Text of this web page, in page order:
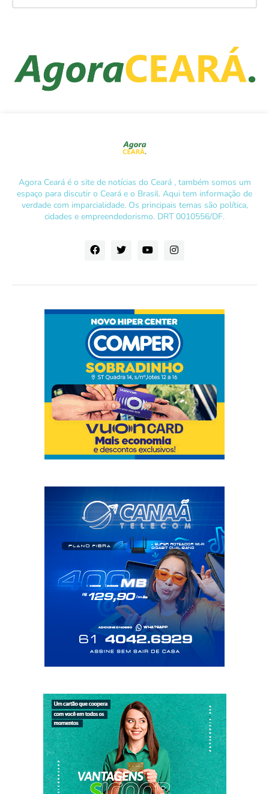
Agora Ceará é o site de notícias do Ceará , também somos um
espaço para discutir o Ceará e o Brasil. Aqui tem informação de
verdade com imparcialidade. Os principais temas são política,
cidades e empreendedorismo. DRT 0010556/DF.